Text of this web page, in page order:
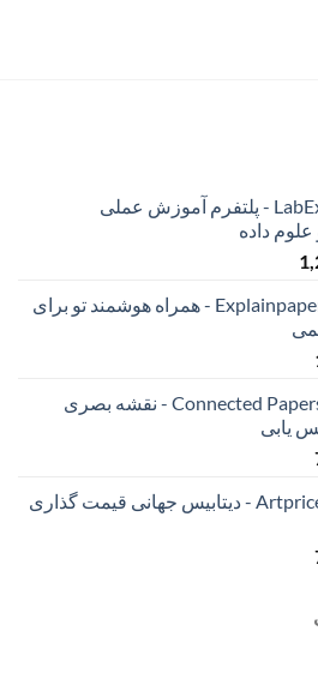
اکانت پرمیوم LabEx - پلتفرم آموزش عملی
داده
اکانت پرمیوم Explainpaper - همراه هوشمند تو برای
اکانت پرمیوم Connected Papers - نقشه بصری
یابی
اکانت پرمیوم Artprice - دیتابیس جهانی قیمت ‌گذاری